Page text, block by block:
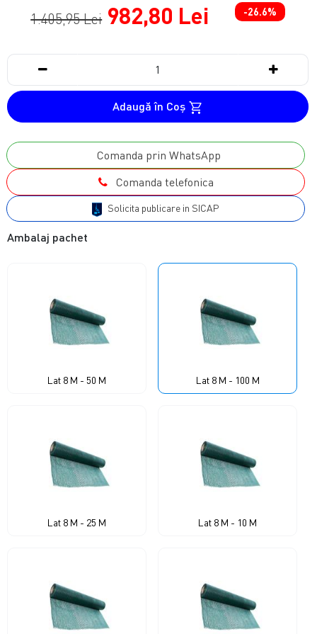
1.405,95 Lei 982,80 Lei -26.6%
Adaugă în Coş
Comanda prin WhatsApp
Comanda telefonica
Solicita publicare in SICAP
Ambalaj pachet
Lat 8 M - 50 M Lat 8 M - 100 M
Lat 8 M - 25 M Lat 8 M - 10 M